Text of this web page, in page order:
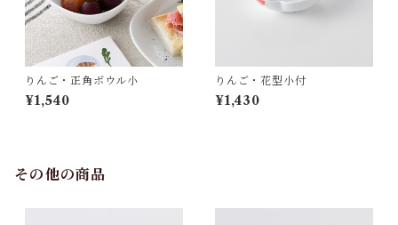
りんご・正角ボウル小
¥1,540
りんご・花型小付
¥1,430
その他の商品